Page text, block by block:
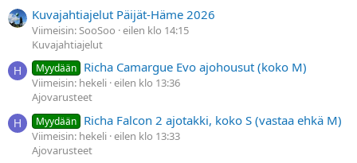
Kuvajahtiajelut Päijät-Häme 2026
Viimeisin: SooSoo eilen klo 14:15
Kuvajahtiajelut
H Myydään Richa Camargue Evo ajohousut (koko M)
Viimeisin: hekeli eilen klo 13:36
Ajovarusteet
H Myydään Richa Falcon 2 ajotakki, koko S (vastaa ehkä M)
Viimeisin: hekeli eilen klo 13:33
Ajovarusteet